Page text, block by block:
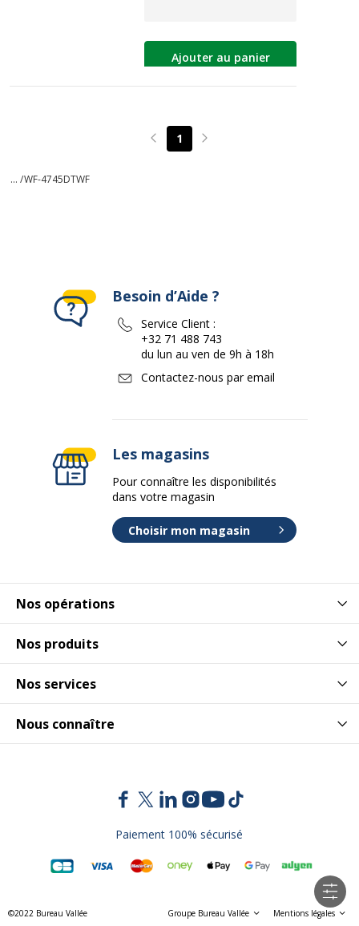
Ajouter au panier
Page précédente
1 Page suivante
... /WF-4745DTWF
Nos opérations
Nos produits
Nos services
Nous connaître
Besoin d’Aide ?
Service Client :
+32 71 488 743
du lun au ven de 9h à 18h
Contactez-nous par email
Les magasins
Pour connaître les disponibilités
dans votre magasin
Choisir mon magasin
Paiement 100% sécurisé
©2022 Bureau Vallée Groupe Bureau Vallée Mentions légales